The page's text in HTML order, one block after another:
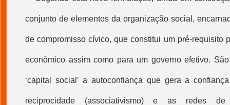
conjunto de elementos da organização social,
de compromisso cívico, que constitui um pré-requisito
econômico assim como para um governo efetivo.
‘capital social ’ a autoconfiança que gera a
reciprocidade (associativismo) e as redes de